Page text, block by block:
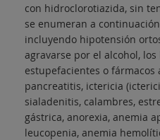
con hidroclorotiazida, sin
se enumeran a
incluyendo hipotensión
agravarse por el alcohol,
estupefacientes o fármacos
pancreatitis, ictericia
sialadenitis, calambres,
gástrica, anorexia, anemia
leucopenia, anemia